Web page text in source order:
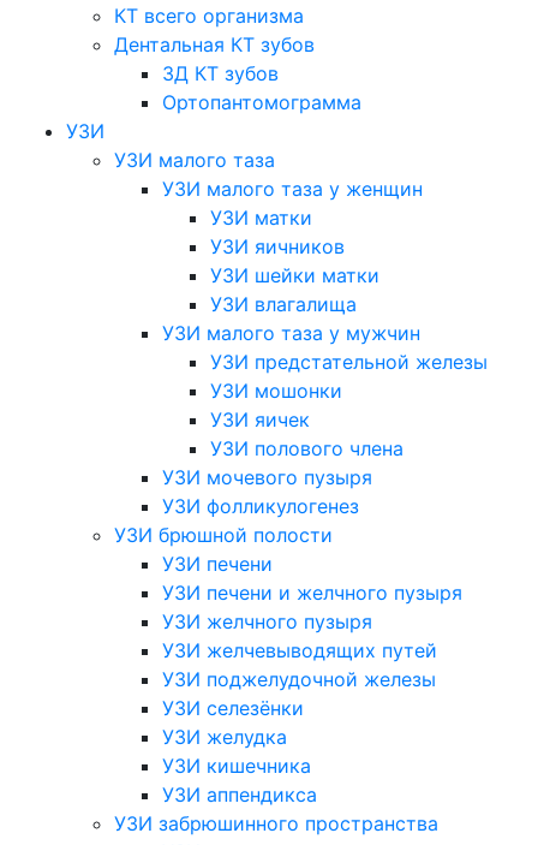
КТ всего организма
Дентальная КТ зубов
3Д КТ зубов
Ортопантомограмма
УЗИ
УЗИ малого таза
УЗИ малого таза у женщин
УЗИ матки
УЗИ яичников
УЗИ шейки матки
УЗИ влагалища
УЗИ малого таза у мужчин
УЗИ предстательной железы
УЗИ мошонки
УЗИ яичек
УЗИ полового члена
УЗИ мочевого пузыря
УЗИ фолликулогенез
УЗИ брюшной полости
УЗИ печени
УЗИ печени и желчного пузыря
УЗИ желчного пузыря
УЗИ желчевыводящих путей
УЗИ поджелудочной железы
УЗИ селезёнки
УЗИ желудка
УЗИ кишечника
УЗИ аппендикса
УЗИ забрюшинного пространства